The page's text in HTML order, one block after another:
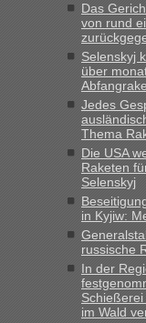
Das
von rund
Selenskyj
über
Jedes
Thema
Die USA
Raketen
Selenskyj
in Kyjiw:
russische
In der
Schießerei
im Wald